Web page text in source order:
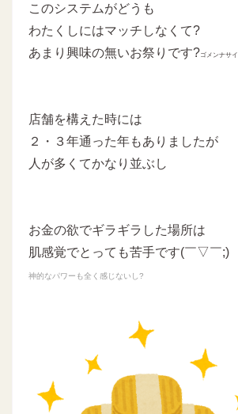
このシステムがどうも
わたくしにはマッチしなくて?
あまり興味の無いお祭りです?ゴメンナサイ
店舗を構えた時には
２・３年通った年もありましたが
人が多くてかなり並ぶし
お金の欲でギラギラした場所は
肌感覚でとっても苦手です(￣▽￣;)
神的なパワーも全く感じないし?